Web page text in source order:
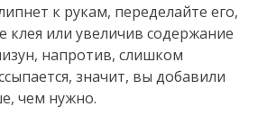
к рукам, переделайте его,
или увеличив содержание
напротив, слишком
значит, вы добавили
чем нужно.